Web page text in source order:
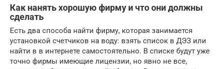
Как нанять хорошую фирму и что они должны
сделать
Есть два способа найти фирму, которая занимается
установкой счетчиков на воду: взять список в ДЭЗ или
найти в в интернете самостоятельно. В списке будут уже
точно фирмы имеющие лицензии, но явно не все,